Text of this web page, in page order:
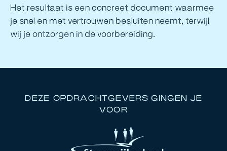
Het resultaat is een concreet document waarmee
je snel en met vertrouwen besluiten neemt, terwijl
wij je ontzorgen in de voorbereiding.
DEZE OPDRACHTGEVERS GINGEN JE
VOOR